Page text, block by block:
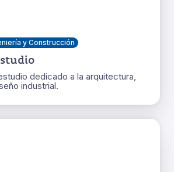
y Construcción
dedicado a la arquitectura,
industrial.